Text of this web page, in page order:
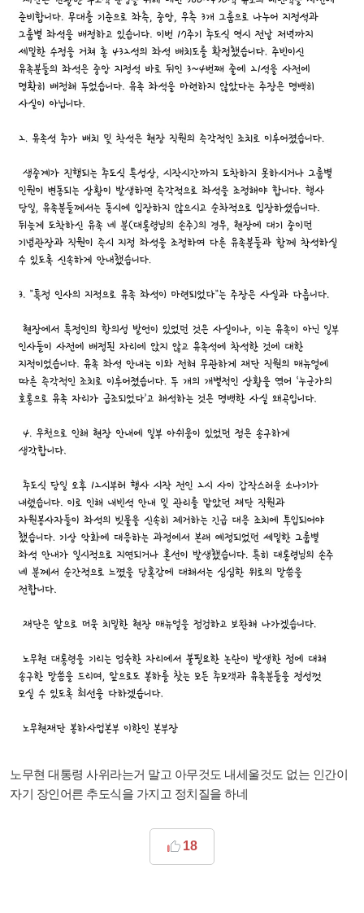
노무현 대통령 사위라는거 말고 아무것도 내세울것도 없는 인간이
자기 장인어른 추도식을 가지고 정치질을 하네
18